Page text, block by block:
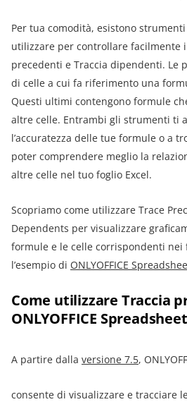
Per tua comodità, esistono
utilizzare per controllare facilmente
precedenti e Traccia dipendenti. Le
di celle a cui fa riferimento una
Questi ultimi contengono formule
altre celle. Entrambi gli strumenti ti
l’accuratezza delle tue formule o a
poter comprendere meglio la
altre celle nel tuo foglio Excel.
Scopriamo come utilizzare Trace
Dependents per visualizzare
formule e le celle corrispondenti nei
l’esempio di ONLYOFFICE
Come utilizzare Traccia
ONLYOFFICE
A partire dalla versione 7.5,
consente di visualizzare e tracciare